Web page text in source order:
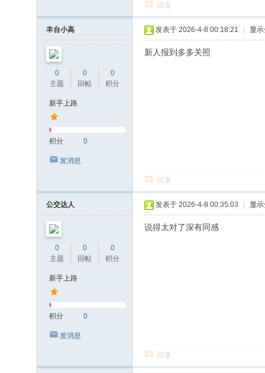
回复
丰台小高
0
主题
0
回帖
0
积分
新手上路
积分 0
发消息
发表于 2026-4-8 00:18:21 显
新人报到多多关照
回复
公交达人
0
主题
0
回帖
0
积分
新手上路
积分 0
发消息
发表于 2026-4-8 00:35:03 显
说得太对了深有同感
回复